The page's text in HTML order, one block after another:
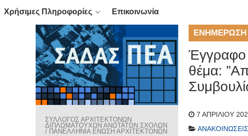
Χρήσιμες Πληροφορίες Επικοινωνία
ΣΥΛΛΟΓΟΣ ΑΡΧΙΤΕΚΤΟΝΩΝ
ΔΙΠΛΩΜΑΤΟΥΧΩΝ ΑΝΩΤΑΤΩΝ ΣΧΟΛΩΝ
/ ΠΑΝΕΛΛΗΝΙΑ ΕΝΩΣΗ ΑΡΧΙΤΕΚΤΟΝΩΝ
ΕΝΗΜΈΡΩΣΗ
Έγγραφο
θέμα:
7 ΑΠΡΙΛΊΟΥ
ΑΝΑΚΟΙΝΏΣΕΙΣ